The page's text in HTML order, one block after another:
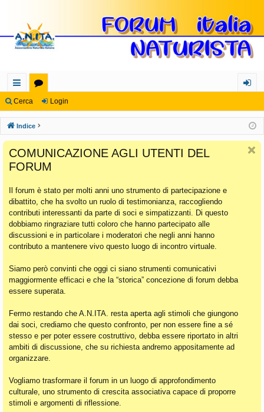
oll
eg
a
m
en
ti
Ra
pi
di
u
m
in
Cerca Login
Indice
COMUNICAZIONE AGLI UTENTI DEL
FORUM
Il forum è stato per molti anni uno strumento di partecipazione e
dibattito, che ha svolto un ruolo di testimonianza, raccogliendo
contributi interessanti da parte di soci e simpatizzanti. Di questo
dobbiamo ringraziare tutti coloro che hanno partecipato alle
discussioni e in particolare i moderatori che negli anni hanno
contributo a mantenere vivo questo luogo di incontro virtuale.
Siamo però convinti che oggi ci siano strumenti comunicativi
maggiormente efficaci e che la “storica” concezione di forum debba
essere superata.
Fermo restando che A.N.ITA. resta aperta agli stimoli che giungono
dai soci, crediamo che questo confronto, per non essere fine a sé
stesso e per poter essere costruttivo, debba essere riportato in altri
ambiti di discussione, che su richiesta andremo appositamente ad
organizzare.
Vogliamo trasformare il forum in un luogo di approfondimento
culturale, uno strumento di crescita associativa capace di proporre
stimoli e argomenti di riflessione.